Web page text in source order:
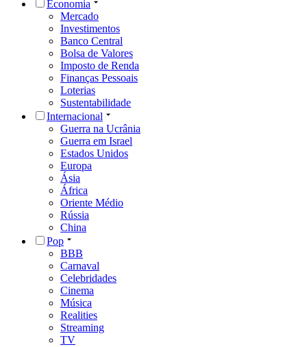
Economia
Mercado
Investimentos
Banco Central
Bolsa de Valores
Imposto de Renda
Finanças Pessoais
Loterias
Sustentabilidade
Internacional
Guerra na Ucrânia
Guerra em Israel
Estados Unidos
Europa
Ásia
África
Oriente Médio
Rússia
China
Pop
BBB
Carnaval
Celebridades
Cinema
Música
Realities
Streaming
TV